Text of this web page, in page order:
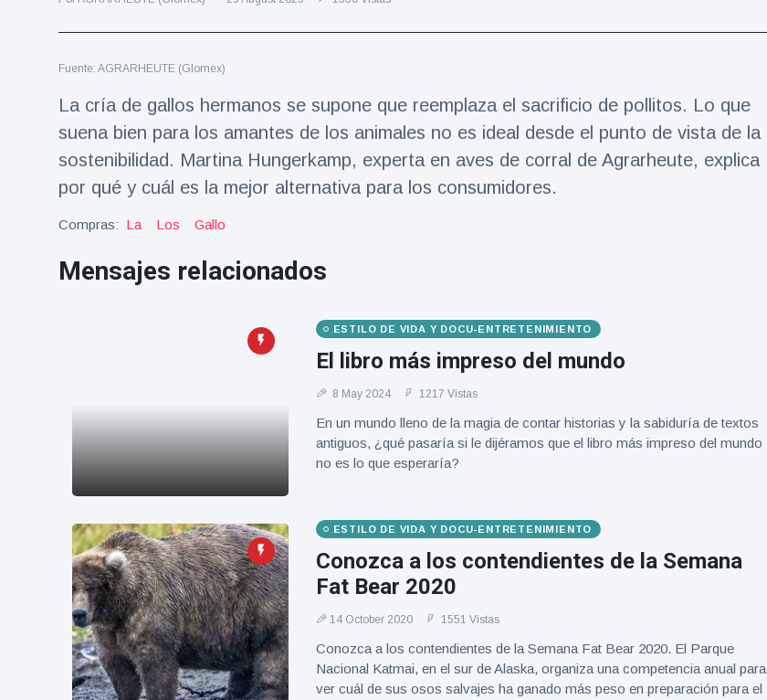
Últimas noticias
SKAI News
in English |
07/10/2025
Halloween -
31 de
zu
Mariachi-
Fuente: AGRARHEUTE (Glomex)
La cría de gallos hermanos se supone que reemplaza el sacrificio de pollitos. Lo que
suena bien para los amantes de los animales no es ideal desde el punto de vista de la
sostenibilidad. Martina Hungerkamp, experta en aves de corral de Agrarheute, explica
por qué y cuál es la mejor alternativa para los consumidores.
Compras: La Los Gallo
Mensajes relacionados
ESTILO DE VIDA Y DOCU-ENTRETENIMIENTO
El libro más impreso del mundo
8 May 2024 1217 Vistas
En un mundo lleno de la magia de contar historias y la sabiduría de textos
antiguos, ¿qué pasaría si le dijéramos que el libro más impreso del mundo
no es lo que esperaría?
ESTILO DE VIDA Y DOCU-ENTRETENIMIENTO
Conozca a los contendientes de la Semana
Fat Bear 2020
14 October 2020 1551 Vistas
Conozca a los contendientes de la Semana Fat Bear 2020. El Parque
Nacional Katmai, en el sur de Alaska, organiza una competencia anual para
ver cuál de sus osos salvajes ha ganado más peso en preparación para el